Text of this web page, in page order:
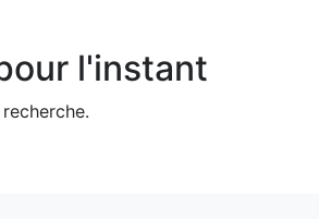
l'instant